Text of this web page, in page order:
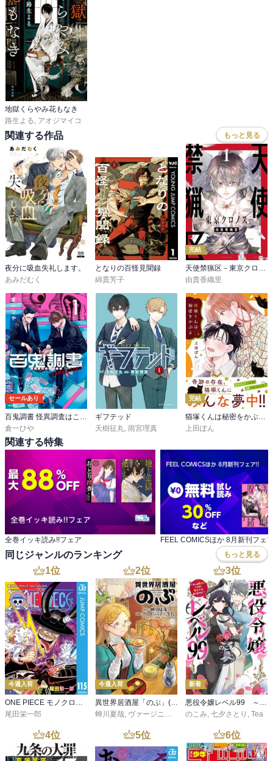
子どもとは思えないほど大人びた冷静さで淡々とこなす皓と、いい
とこ無しだが人の痛みがわかる真っ直ぐで正直者な青児。
皓は周りが敵だらけでの境遇で、誰もかも簡単に信じることはでき
ない立場。そんな中、青児は皓の役には立てないと思い知りながら
も、自分にできることはないか探し続ける。
謎解きと妖を掛け合わせたストーリーと、2人の関係性が素敵な話。
‥
なんかもう雰囲気もストーリーもキャラクターも全てが好きすぎて9
巻まで一気読みしてしまった。
小説か迷って漫画にしたが、絵も表情も繊細で綺麗で漫画にしてよ
かった。小説も読みます。一生続いてほしい。
追記
作品好きすぎるので、おなじく好きな人の感想も読んでみたい。語
り合える友達とかいたらなあ‥
地獄くらやみ花もなき
路生よる, アオジマイコ
関連する作品 もっと見る
夜分に吸血失礼します。
あみだむく
となりの百怪見聞録
綿貫芳子
完結
由貴香織里
セールあり
百鬼調書 怪異調査はこちらまで
倉一ひや
ギフテッド
天樹征丸, 雨宮理真
完結
猫塚くんは秘密をかぶる【コミックス版/電子限定おまけ付き】
上田ぽん
関連する特集
全巻イッキ読み!!フェア FEEL COMICSほか 8月新刊フェ
同じジャンルのランキング もっと見る
1位
今週入荷
尾田栄一郎
2位
今週入荷
蝉川夏哉 ヴァージニア二等兵 ,転
3位
新着
のこみ 七夕さとり Tea
4位 5位 6位